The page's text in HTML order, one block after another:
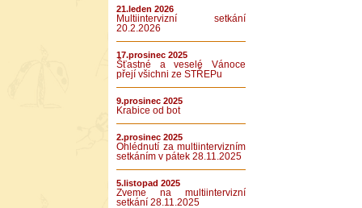
21.leden 2026
Multiintervizní setkání
20.2.2026
17.prosinec 2025
Šťastné a veselé Vánoce
přejí všichni ze STŘEPu
9.prosinec 2025
Krabice od bot
2.prosinec 2025
Ohlédnutí za multiintervizním
setkáním v pátek 28.11.2025
5.listopad 2025
Zveme na multiintervizní
setkání 28.11.2025